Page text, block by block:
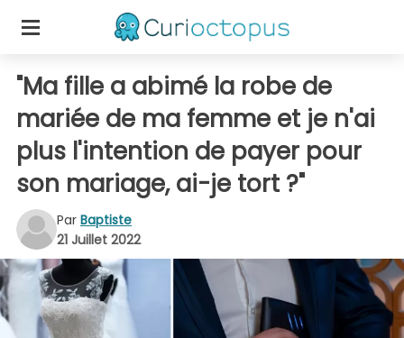
"Ma fille a abimé la robe de
mariée de ma femme et je n'ai
plus l'intention de payer pour
son mariage, ai-je tort ?"
Par Baptiste
21 Juillet 2022